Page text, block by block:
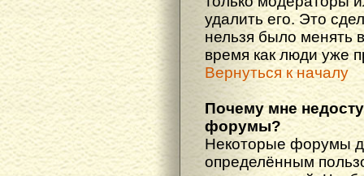
удалить его. Это
нельзя было менять
время как люди уже
Вернуться к началу
Почему мне
форумы?
Некоторые форумы
определённым